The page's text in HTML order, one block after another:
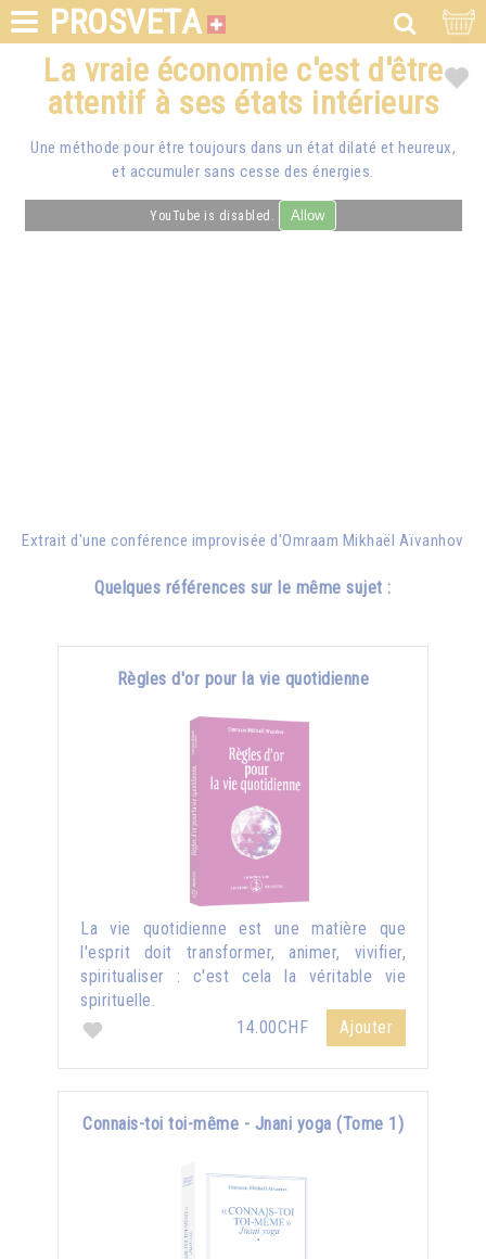
PROSVETA
La vraie économie c'est d'être
attentif à ses états intérieurs
Une méthode pour être toujours dans un état dilaté et heureux,
et accumuler sans cesse des énergies.
YouTube is disabled. Allow
Extrait d'une conférence improvisée d'Omraam Mikhaël Aïvanhov
Quelques références sur le même sujet :
Règles d'or pour la vie quotidienne
La vie quotidienne est une matière que
l'esprit doit transformer, animer, vivifier,
spiritualiser : c'est cela la véritable vie
spirituelle.
14.00CHF
Ajouter
Connais-toi toi-même - Jnani yoga (Tome 1)